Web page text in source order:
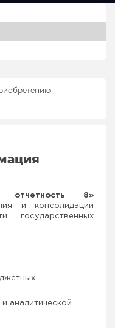
отчетность 8»
и консолидации
государственных
аналитической